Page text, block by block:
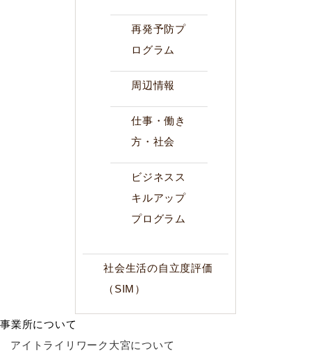
再発予防プ
ログラム
周辺情報
仕事・働き
方・社会
ビジネスス
キルアップ
プログラム
社会生活の自立度評価
（SIM）
事業所について
アイトライリワーク大宮について